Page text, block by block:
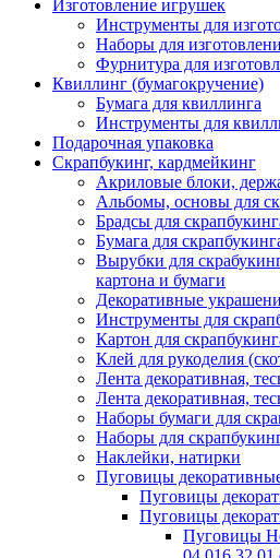
Изготовление игрушек
Инструменты для
Наборы для
Фурнитура для
Квиллинг (бумагокручение)
Бумага для квиллинга
Инструменты для
Подарочная упаковка
Скрапбукинг, кардмейкинг
Акриловые блоки,
Альбомы, основы для
Брадсы для
Бумага для
Вырубки для
картона и бумаги
Декоративные
Инструменты для
Картон для
Клей для рукоделия
Лента декоративная,
Лента декоративная,
Наборы бумаги для
Наборы для
Наклейки, натирки
Пуговицы
Пуговицы
Пуговицы
Пуговицы